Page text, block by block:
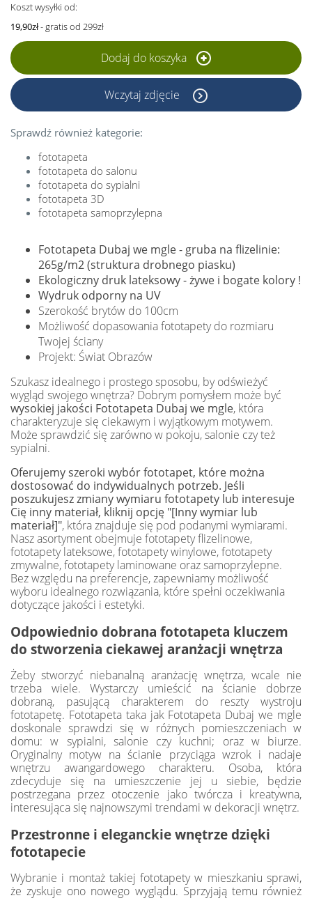
Koszt wysyłki od:
19,90zł- gratis od 299zł
Dodaj do koszyka
Wczytaj zdjęcie
Sprawdź również kategorie:
fototapeta
fototapeta do salonu
fototapeta do sypialni
fototapeta 3D
fototapeta samoprzylepna
Fototapeta Dubaj we mgle - gruba na flizelinie:
265g/m2 (struktura drobnego piasku)
Ekologiczny druk lateksowy - żywe i bogate kolory !
Wydruk odporny na UV
Szerokość brytów do 100cm
Możliwość dopasowania fototapety do rozmiaru
Twojej ściany
Projekt: Świat Obrazów
Szukasz idealnego i prostego sposobu, by odświeżyć
wygląd swojego wnętrza? Dobrym pomysłem może być
wysokiej jakości Fototapeta Dubaj we mgle, która
charakteryzuje się ciekawym i wyjątkowym motywem.
Może sprawdzić się zarówno w pokoju, salonie czy też
sypialni.
Oferujemy szeroki wybór fototapet, które można
dostosować do indywidualnych potrzeb. Jeśli
poszukujesz zmiany wymiaru fototapety lub interesuje
Cię inny materiał, kliknij opcję "[Inny wymiar lub
materiał]", która znajduje się pod podanymi wymiarami.
Nasz asortyment obejmuje fototapety flizelinowe,
fototapety lateksowe, fototapety winylowe, fototapety
zmywalne, fototapety laminowane oraz samoprzylepne.
Bez względu na preferencje, zapewniamy możliwość
wyboru idealnego rozwiązania, które spełni oczekiwania
dotyczące jakości i estetyki.
Odpowiednio dobrana fototapeta kluczem
do stworzenia ciekawej aranżacji wnętrza
Żeby stworzyć niebanalną aranżację wnętrza, wcale nie
trzeba wiele. Wystarczy umieścić na ścianie dobrze
dobraną, pasującą charakterem do reszty wystroju
fototapetę. Fototapeta taka jak Fototapeta Dubaj we mgle
doskonale sprawdzi się w różnych pomieszczeniach w
domu: w sypialni, salonie czy kuchni; oraz w biurze.
Oryginalny motyw na ścianie przyciąga wzrok i nadaje
wnętrzu awangardowego charakteru. Osoba, która
zdecyduje się na umieszczenie jej u siebie, będzie
postrzegana przez otoczenie jako twórcza i kreatywna,
interesująca się najnowszymi trendami w dekoracji wnętrz.
Przestronne i eleganckie wnętrze dzięki
fototapecie
Wybranie i montaż takiej fototapety w mieszkaniu sprawi,
że zyskuje ono nowego wyglądu. Sprzyjają temu również